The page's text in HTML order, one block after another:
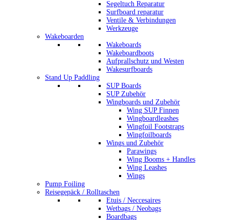
Segeltuch Reparatur
Surfboard reparatur
Ventile & Verbindungen
Werkzeuge
Wakeboarden
Wakeboards
Wakeboardboots
Aufprallschutz und Westen
Wakesurfboards
Stand Up Paddling
SUP Boards
SUP Zubehör
Wingboards und Zubehör
Wing SUP Finnen
Wingboardleashes
Wingfoil Footstraps
Wingfoilboards
Wings und Zubehör
Parawings
Wing Booms + Handles
Wing Leashes
Wings
Pump Foiling
Reisegepäck / Rolltaschen
Etuis / Neccesaires
Wetbags / Neobags
Boardbags